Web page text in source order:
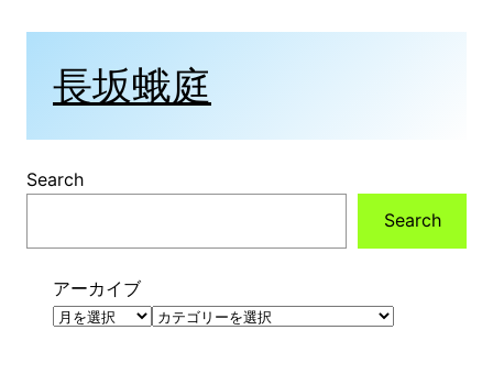
長坂蛾庭
Search
Search
アーカイブ
カ